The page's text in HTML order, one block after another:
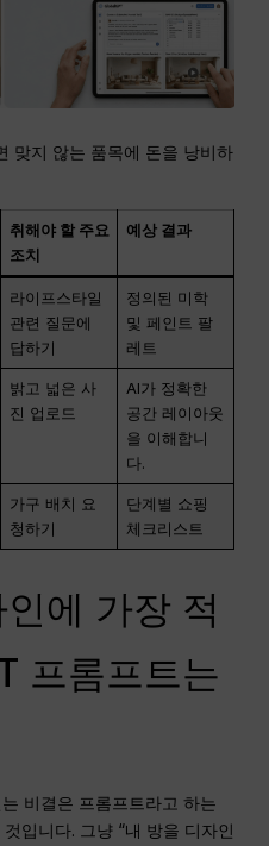
맞지 않는 품목에 돈을 낭비하
취해야 할 주요
조치
예상 결과
라이프스타일
관련 질문에
답하기
정의된 미학
및 페인트 팔
레트
밝고 넓은 사
진 업로드
AI가 정확한
공간 레이아웃
을 이해합니
다.
가구 배치 요
청하기
단계별 쇼핑
체크리스트
에 가장 적
프롬프트는
비결은 프롬프트라고 하는
입니다. 그냥 “내 방을 디자인